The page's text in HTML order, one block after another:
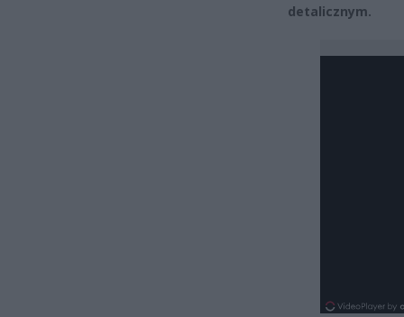
detalicznym.